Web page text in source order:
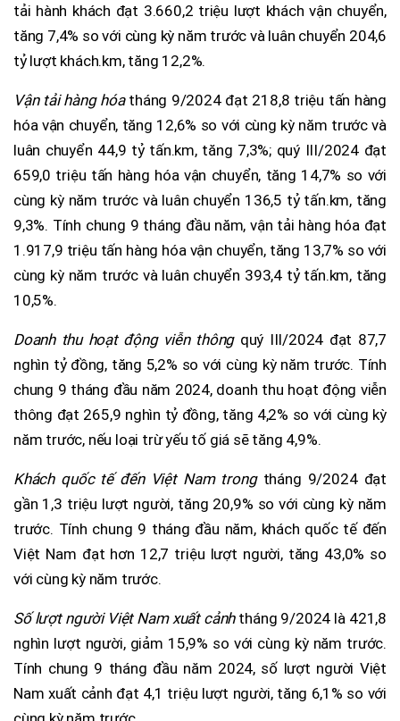
tải hành khách đạt 3.660,2 triệu lượt khách vận chuyển,
tăng 7,4% so với cùng kỳ năm trước và luân chuyển 204,6
tỷ lượt khách.km, tăng 12,2%.
Vận tải hàng hóa tháng 9/2024 đạt 218,8 triệu tấn hàng
hóa vận chuyển, tăng 12,6% so với cùng kỳ năm trước và
luân chuyển 44,9 tỷ tấn.km, tăng 7,3%; quý III/2024 đạt
659,0 triệu tấn hàng hóa vận chuyển, tăng 14,7% so với
cùng kỳ năm trước và luân chuyển 136,5 tỷ tấn.km, tăng
9,3%. Tính chung 9 tháng đầu năm, vận tải hàng hóa đạt
1.917,9 triệu tấn hàng hóa vận chuyển, tăng 13,7% so với
cùng kỳ năm trước và luân chuyển 393,4 tỷ tấn.km, tăng
10,5%.
Doanh thu hoạt động viễn thôngquý III/2024 đạt 87,7
nghìn tỷ đồng, tăng 5,2% so với cùng kỳ năm trước. Tính
chung 9 tháng đầu năm 2024, doanh thu hoạt động viễn
thông đạt 265,9 nghìn tỷ đồng, tăng 4,2% so với cùng kỳ
năm trước, nếu loại trừ yếu tố giá sẽ tăng 4,9%.
Khách quốc tế đến Việt Nam trong tháng 9/2024 đạt
gần 1,3 triệu lượt người, tăng 20,9% so với cùng kỳ năm
trước. Tính chung 9 tháng đầu năm, khách quốc tế đến
Việt Nam đạt hơn 12,7 triệu lượt người, tăng 43,0% so
với cùng kỳ năm trước.
Số lượt người Việt Nam xuất cảnhtháng 9/2024 là 421,8
nghìn lượt người, giảm 15,9% so với cùng kỳ năm trước.
Tính chung 9 tháng đầu năm 2024, số lượt người Việt
Nam xuất cảnh đạt 4,1 triệu lượt người, tăng 6,1% so với